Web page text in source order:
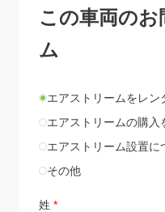
この車両の
ム
エアストリームをレン
エアストリームの購入
エアストリーム設置に
その他
姓 *